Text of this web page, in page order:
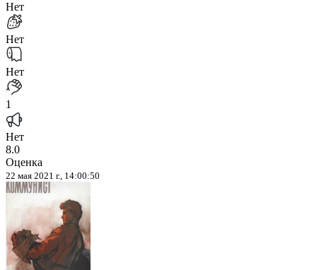
Нет
Нет
Нет
1
Нет
8.0
Оценка
22 мая 2021 г., 14:00:50